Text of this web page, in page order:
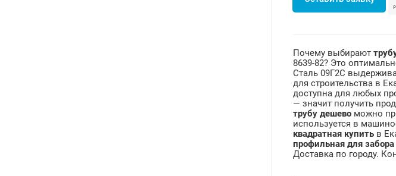
Почему выбирают
8639-82? Это
Сталь 09Г2С
для строительства в
доступна для любых
— значит получить
трубу дешево можно
используется в
квадратная купить в
профильная для забора
Доставка по городу.